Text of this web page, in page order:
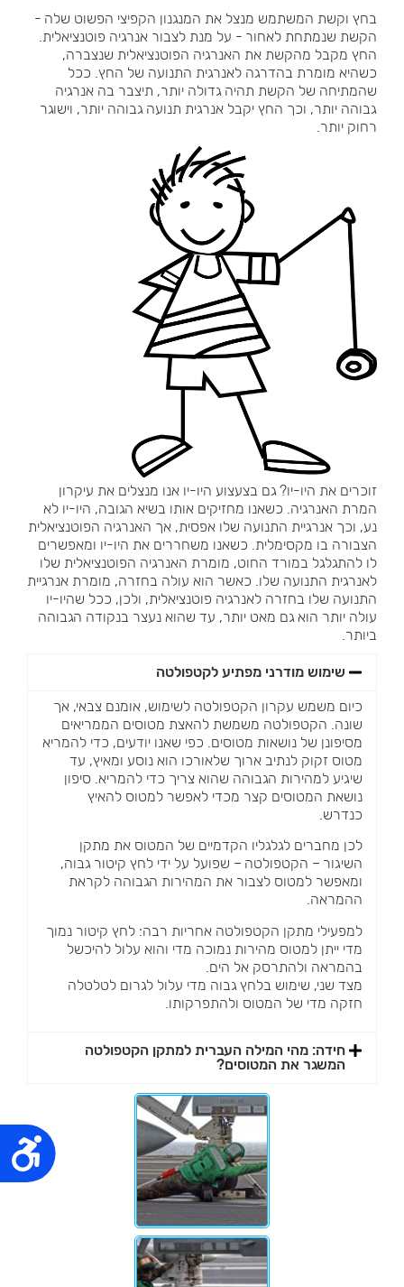
בחץ וקשת המשתמש מנצל את המנגנון הקפיצי הפשוט שלה -
הקשת שנמתחת לאחור - על מנת לצבור אנרגיה פוטנציאלית.
החץ מקבל מהקשת את האנרגיה הפוטנציאלית שנצברה,
כשהיא מומרת בהדרגה לאנרגית התנועה של החץ. ככל
שהמתיחה של הקשת תהיה גדולה יותר, תיצבר בה אנרגיה
גבוהה יותר, וכך החץ יקבל אנרגית תנועה גבוהה יותר, וישוגר
רחוק יותר.
זוכרים את היו-יו? גם בצעצוע היו-יו אנו מנצלים את עיקרון
המרת האנרגיה. כשאנו מחזיקים אותו בשיא הגובה, היו-יו לא
נע, וכך אנרגיית התנועה שלו אפסית, אך האנרגיה הפוטנציאלית
הצבורה בו מקסימלית. כשאנו משחררים את היו-יו ומאפשרים
לו להתגלגל במורד החוט, מומרת האנרגיה הפוטנציאלית שלו
לאנרגית התנועה שלו. כאשר הוא עולה בחזרה, מומרת אנרגיית
התנועה שלו בחזרה לאנרגיה פוטנציאלית, ולכן, ככל שהיו-יו
עולה יותר הוא גם מאט יותר, עד שהוא נעצר בנקודה הגבוהה
ביותר.
שימוש מודרני מפתיע לקטפולטה
כיום משמש עקרון הקטפולטה לשימוש, אומנם צבאי, אך
שונה. הקטפולטה משמשת להאצת מטוסים הממריאים
מסיפונן של נושאות מטוסים. כפי שאנו יודעים, כדי להמריא
מטוס זקוק לנתיב ארוך שלאורכו הוא נוסע ומאיץ, עד
שיגיע למהירות הגבוהה שהוא צריך כדי להמריא. סיפון
נושאת המטוסים קצר מכדי לאפשר למטוס להאיץ
כנדרש.
לכן מחברים לגלגליו הקדמיים של המטוס את מתקן
השיגור – הקטפולטה – שפועל על ידי לחץ קיטור גבוה,
ומאפשר למטוס לצבור את המהירות הגבוהה לקראת
ההמראה.
למפעילי מתקן הקטפולטה אחריות רבה: לחץ קיטור נמוך
מדי ייתן למטוס מהירות נמוכה מדי והוא עלול להיכשל
בהמראה ולהתרסק אל הים.
מצד שני, שימוש בלחץ גבוה מדי עלול לגרום לטלטלה
חזקה מדי של המטוס ולהתפרקותו.
חידה: מהי המילה העברית למתקן הקטפולטה
המשגר את המטוסים?